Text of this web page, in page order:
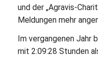
und der „Agravis-
Meldungen mehr
Im vergangenen Jahr
mit 2:09:28 Stunden